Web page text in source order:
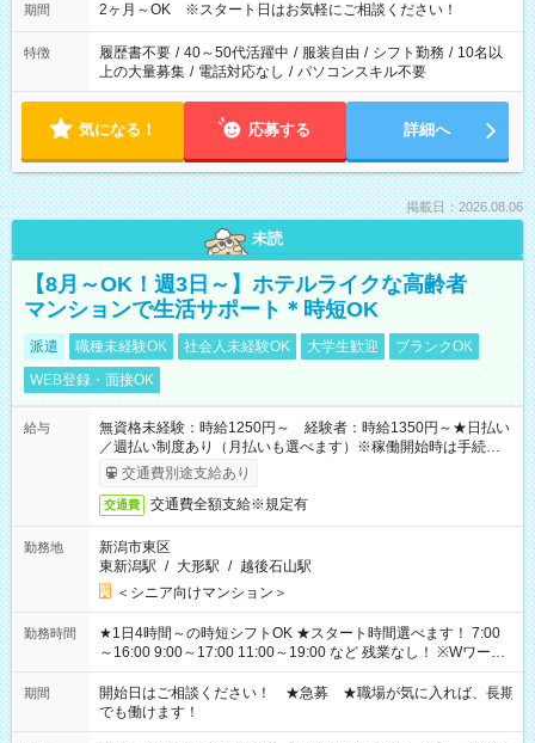
期間 2ヶ月～OK ※スタート日はお気軽にご相談ください！
特徴 履歴書不要 / 40～50代活躍中 / 服装自由 / シフト勤務 / 10名以
上の大量募集 / 電話対応なし / パソコンスキル不要
気になる！ 応募する 詳細へ
掲載日：2026.08.06
未読
【8月～OK！週3日～】ホテルライクな高齢者
マンションで生活サポート＊時短OK
派遣 職種未経験OK 社会人未経験OK 大学生歓迎
ブランクOK
WEB登録・面接OK
給与
無資格未経験：時給1250円～ 経験者：時給1350円～★日払い
／週払い制度あり（月払いも選べます）※稼働開始時は手続き完
了次第のお支払いとなります。
交通費別途支給あり
交通費 交通費全額支給※規定有
勤務地
新潟市東区
東新潟駅 / 大形駅 / 越後石山駅
＜シニア向けマンション＞
勤務時間
★1日4時間～の時短シフトOK ★スタート時間選べます！ 7:00
～16:00 9:00～17:00 11:00～19:00 など 残業なし！ ※Wワーク
の場合、他のお仕事と合わせ週40時間超の就業はご案内できま
せん ※法令に基づき、週20時間以上勤務は社会保険への加入対
象となります ※労働者派遣法（日雇い派遣の原則禁止）によ
り、短時間・短期間の就業はご案内が難しい場合があります
期間
開始日はご相談ください！ ★急募 ★職場が気に入れば、長期
でも働けます！